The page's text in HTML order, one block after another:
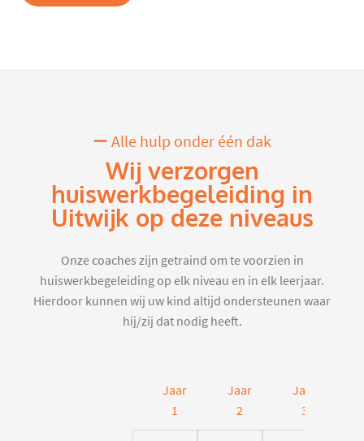
Alle hulp onder één dak
Wij verzorgen
huiswerkbegeleiding in
Uitwijk op deze niveaus
Onze coaches zijn getraind om te voorzien in
huiswerkbegeleiding op elk niveau en in elk leerjaar.
Hierdoor kunnen wij uw kind altijd ondersteunen waar
hij/zij dat nodig heeft.
Jaar
1
Jaar
2
Jaar
3